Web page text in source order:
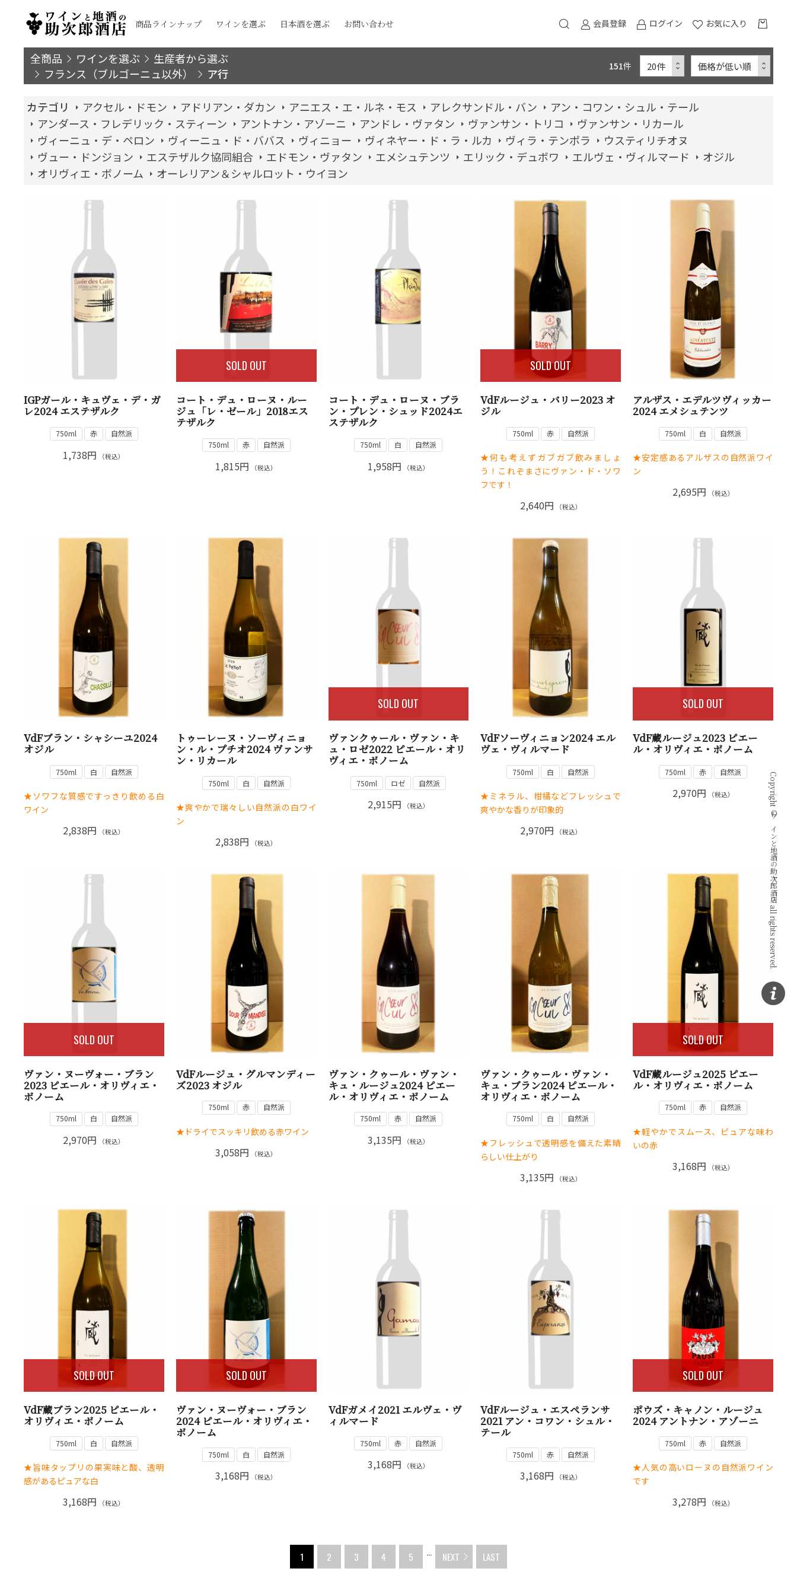
商品ラインナップ ワインを選ぶ 日本酒を選ぶ お問い合わせ 会員登録 ログイン お気に入り
全商品 ワインを選ぶ
生産者から選ぶ
フランス（ブルゴーニュ以外）
ア行
151件
カテゴリ アクセル・ドモン アドリアン・ダカン アニエス・エ・ルネ・モス アレクサンドル・バン
アン・コワン・シュル・テール
アンダース・フレデリック・スティーン
アントナン・アゾーニ アンドレ・ヴァタン ヴァンサン・トリコ
ヴァンサン・リカール
ヴィーニュ・デ・ペロン
ヴィーニュ・ド・ババス ヴィニョー ヴィネヤー・ド・ラ・ルカ ヴィラ・テンポラ
ウスティリチオヌ
ヴュー・ドンジョン
エステザルク協同組合 エドモン・ヴァタン エメシュテンツ エリック・デュボワ エルヴェ・ヴィルマード
オジル
オリヴィエ・ボノーム
オーレリアン＆シャルロット・ウイヨン
IGPガール・キュヴェ・デ・ガ
レ2024 エステザルク
750ml 赤 自然派
1,738円 （税込）
SOLD OUT
コート・デュ・ローヌ・ルー
ジュ「レ・ゼール」2018エス
テザルク
750ml 赤 自然派
1,815円 （税込）
コート・デュ・ローヌ・ブラ
ン・プレン・シュッド2024エ
ステザルク
750ml 白 自然派
1,958円 （税込）
SOLD OUT
VdFルージュ・バリー2023 オ
ジル
750ml 赤 自然派
★何も考えずガブガブ飲みましょ
う！これぞまさにヴァン・ド・ソワ
フです！
2,640円 （税込）
アルザス・エデルツヴィッカー
2024 エメシュテンツ
750ml 白 自然派
★安定感あるアルザスの自然派ワイ
ン
2,695円 （税込）
VdFブラン・シャシーユ2024
オジル
750ml 白 自然派
★ソワフな質感ですっきり飲める白
ワイン
2,838円 （税込）
トゥーレーヌ・ソーヴィニョ
ン・ル・プチオ2024 ヴァンサ
ン・リカール
750ml 白 自然派
★爽やかで瑞々しい自然派の白ワイ
ン
2,838円 （税込）
SOLD OUT
ヴァンクゥール・ヴァン・キ
ュ・ロゼ2022 ピエール・オリ
ヴィエ・ボノーム
750ml ロゼ 自然派
2,915円 （税込）
VdFソーヴィニョン2024 エル
ヴェ・ヴィルマード
750ml 白 自然派
★ミネラル、柑橘などフレッシュで
爽やかな香りが印象的
2,970円 （税込）
SOLD OUT
VdF蔵ルージュ2023 ピエー
ル・オリヴィエ・ボノーム
750ml 赤 自然派
2,970円 （税込）
SOLD OUT
ヴァン・ヌーヴォー・ブラン
2023 ピエール・オリヴィエ・
ボノーム
750ml 白 自然派
2,970円 （税込）
VdFルージュ・グルマンディー
ズ2023 オジル
750ml 赤 自然派
★ドライでスッキリ飲める赤ワイン
3,058円 （税込）
ヴァン・クゥール・ヴァン・
キュ・ルージュ2024 ピエー
ル・オリヴィエ・ボノーム
750ml 赤 自然派
3,135円 （税込）
ヴァン・クゥール・ヴァン・
キュ・ブラン2024 ピエール・
オリヴィエ・ボノーム
750ml 白 自然派
★フレッシュで透明感を備えた素晴
らしい仕上がり
3,135円 （税込）
SOLD OUT
VdF蔵ルージュ2025 ピエー
ル・オリヴィエ・ボノーム
750ml 赤 自然派
★軽やかでスムース、ピュアな味わ
いの赤
3,168円 （税込）
SOLD OUT
VdF蔵ブラン2025 ピエール・
オリヴィエ・ボノーム
750ml 白 自然派
★旨味タップリの果実味と酸、透明
感があるピュアな白
3,168円 （税込）
SOLD OUT
ヴァン・ヌーヴォー・ブラン
2024 ピエール・オリヴィエ・
ボノーム
750ml 白 自然派
3,168円 （税込）
VdFガメイ2021 エルヴェ・ヴ
ィルマード
750ml 赤 自然派
3,168円 （税込）
VdFルージュ・エスペランサ
2021 アン・コワン・シュル・
テール
750ml 赤 自然派
3,168円 （税込）
SOLD OUT
ポウズ・キャノン・ルージュ
2024 アントナン・アゾーニ
750ml 赤 自然派
★人気の高いローヌの自然派ワイン
です
3,278円 （税込）
1 2 3 4 5 ... NEXT LAST
Copyright © ワインと地酒の助次郎酒店 all rights reserved.